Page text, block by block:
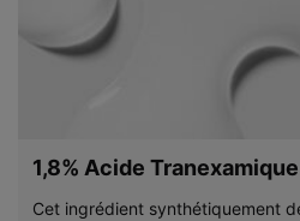
1,8% Acide Tranexamique
Cet ingrédient synthétiquement